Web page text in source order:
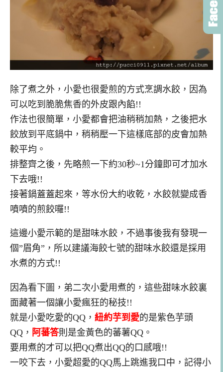
除了煮之外，小愛也很愛煎的方式烹調水餃，因為
可以吃到脆脆焦香的外皮跟內餡!!
作法也很簡單，小愛都會把油稍稍加熱，之後把水
餃放到平底鍋中，稍稍壓一下這樣底部的皮會加熱
較平均。
排整齊之後，先略煎一下約30秒~1分鐘即可才加水
下去哦!!
接著鍋蓋蓋起來，等水份大約收乾，水餃就變成香
噴噴的煎餃囉!!
這邊小愛示範的是甜味水餃，不過事後我有發現一
個”眉角”，所以建議海餃七號的甜味水餃還是採用
水煮的方式!!
因為看下圖，弟二次小愛用煮的，這些甜味水餃裏
面藏著一個讓小愛瘋狂的秘技!!
就是小愛吃愛的QQ， 紐約芋到愛的是紫色芋頭
QQ， 阿蕃答則是金黃色的蕃薯QQ。
要用煮的才可以把QQ煮出QQ的口感哦!!
一咬下去，小愛超愛的QQ馬上跳進我口中，記得小